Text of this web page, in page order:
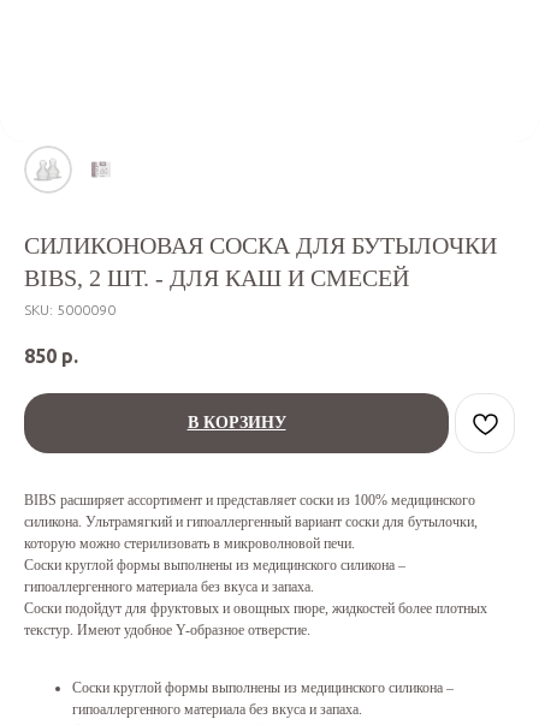
СИЛИКОНОВАЯ СОСКА ДЛЯ БУТЫЛОЧКИ
BIBS, 2 ШТ. - ДЛЯ КАШ И СМЕСЕЙ
SKU: 5000090
850 р.
В КОРЗИНУ
BIBS расширяет ассортимент и представляет соски из 100% медицинского
силикона. Ультрамягкий и гипоаллергенный вариант соски для бутылочки,
которую можно стерилизовать в микроволновой печи.
Соски круглой формы выполнены из медицинского силикона –
гипоаллергенного материала без вкуса и запаха.
Соски подойдут для фруктовых и овощных пюре, жидкостей более плотных
текстур. Имеют удобное Y-образное отверстие.
Соски круглой формы выполнены из медицинского силикона –
гипоаллергенного материала без вкуса и запаха.